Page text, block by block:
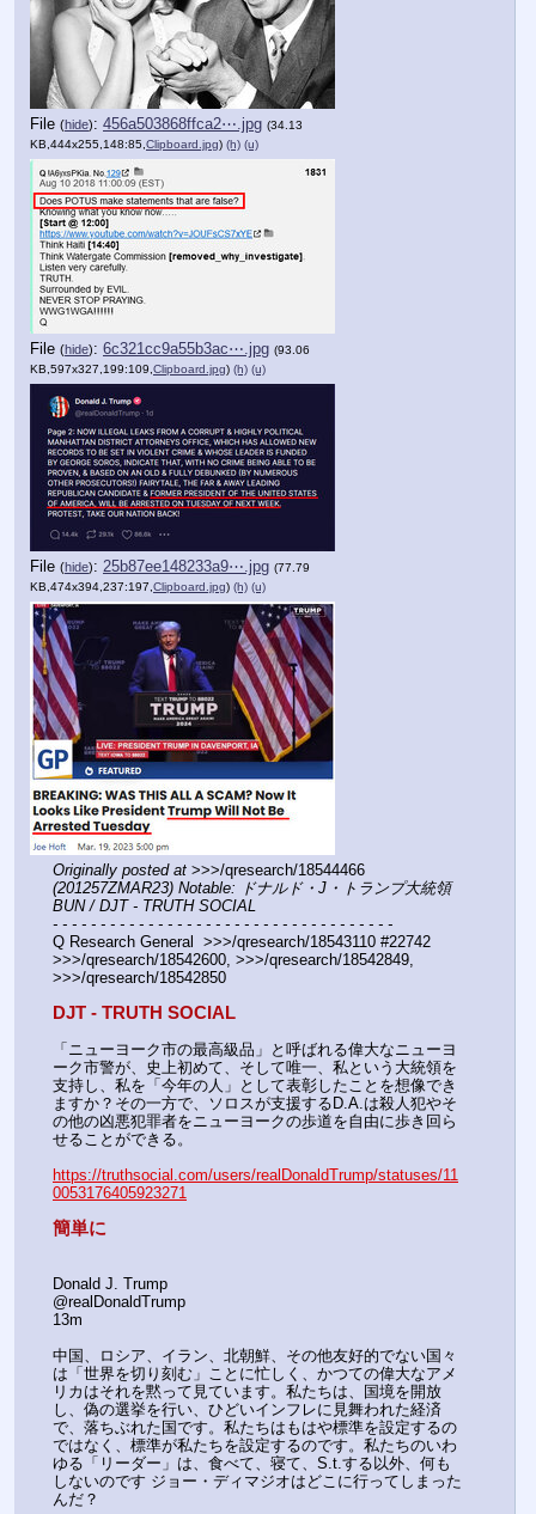
File (hide): 456a503868ffca2⋯.jpg (34.13
KB,444x255,148:85, Clipboard.jpg) (h) (u)
File (hide): 6c321cc9a55b3ac⋯.jpg (93.06
KB,597x327,199:109, Clipboard.jpg) (h) (u)
File (hide): 25b87ee148233a9⋯.jpg (77.79
KB,474x394,237:197, Clipboard.jpg) (h) (u)
Originally posted at
(201257ZMAR23) Notable: ドナルド・J・トランプ大統領
BUN / DJT - TRUTH SOCIAL
- - - - - - - - - - - - - - - - - - - - - - - - - - - - - - - - - - - -
Q Research General  >>>/qresearch/18543110 #22742
>>>/qresearch/18542600, >>>/qresearch/18542849,
>>>/qresearch/18542850
DJT - TRUTH SOCIAL
「ニューヨーク市の最高級品」と呼ばれる偉大なニューヨ
ーク市警が、史上初めて、そして唯一、私という大統領を
支持し、私を「今年の人」として表彰したことを想像でき
ますか？その一方で、ソロスが支援するD.A.は殺人犯やそ
の他の凶悪犯罪者をニューヨークの歩道を自由に歩き回ら
せることができる。
https://truthsocial.com/users/realDonaldTrump/statuses/11
0053176405923271
簡単に
Donald J. Trump
@realDonaldTrump
13m
中国、ロシア、イラン、北朝鮮、その他友好的でない国々
は「世界を切り刻む」ことに忙しく、かつての偉大なアメ
リカはそれを黙って見ています。私たちは、国境を開放
し、偽の選挙を行い、ひどいインフレに見舞われた経済
で、落ちぶれた国です。私たちはもはや標準を設定するの
ではなく、標準が私たちを設定するのです。私たちのいわ
ゆる「リーダー」は、食べて、寝て、S.t.する以外、何も
しないのです ジョー・ディマジオはどこに行ってしまった
んだ？